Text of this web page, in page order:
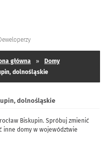
główna »
Domy
dolnośląskie
dolnośląskie
Biskupin. Spróbuj zmienić
inne domy w województwie